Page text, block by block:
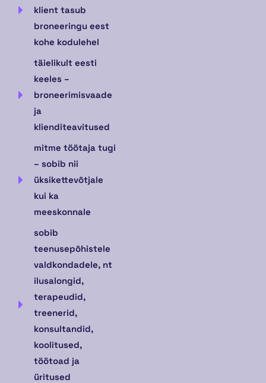
klient tasub
broneeringu eest
kohe kodulehel
täielikult eesti
keeles –
broneerimisvaade
ja
klienditeavitused
mitme töötaja tugi
– sobib nii
üksikettevõtjale
kui ka
meeskonnale
sobib
teenusepõhistele
valdkondadele, nt
ilusalongid,
terapeudid,
treenerid,
konsultandid,
koolitused,
töötoad ja
üritused